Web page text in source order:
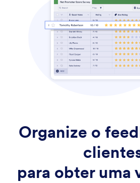
Organize o
para obter uma